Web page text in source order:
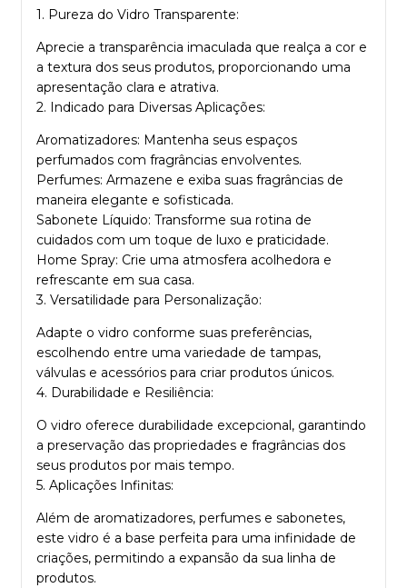
1. Pureza do Vidro Transparente:
Aprecie a transparência imaculada que realça a cor e
a textura dos seus produtos, proporcionando uma
apresentação clara e atrativa.
2. Indicado para Diversas Aplicações:
Aromatizadores: Mantenha seus espaços
perfumados com fragrâncias envolventes.
Perfumes: Armazene e exiba suas fragrâncias de
maneira elegante e sofisticada.
Sabonete Líquido: Transforme sua rotina de
cuidados com um toque de luxo e praticidade.
Home Spray: Crie uma atmosfera acolhedora e
refrescante em sua casa.
3. Versatilidade para Personalização:
Adapte o vidro conforme suas preferências,
escolhendo entre uma variedade de tampas,
válvulas e acessórios para criar produtos únicos.
4. Durabilidade e Resiliência:
O vidro oferece durabilidade excepcional, garantindo
a preservação das propriedades e fragrâncias dos
seus produtos por mais tempo.
5. Aplicações Infinitas:
Além de aromatizadores, perfumes e sabonetes,
este vidro é a base perfeita para uma infinidade de
criações, permitindo a expansão da sua linha de
produtos.